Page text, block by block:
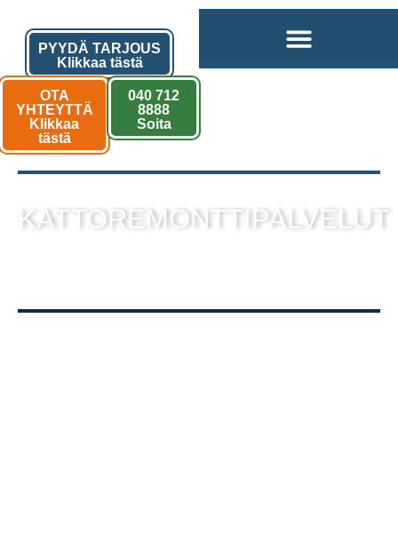
PYYDÄ TARJOUS
Klikkaa tästä
OTA
YHTEYTTÄ
Klikkaa
tästä
040 712
8888
Soita
KATTOREMONTTIPALVELUT